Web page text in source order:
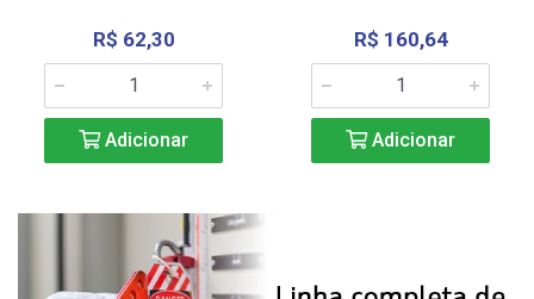
R$ 62,30
Adicionar
R$ 160,64
Adicionar